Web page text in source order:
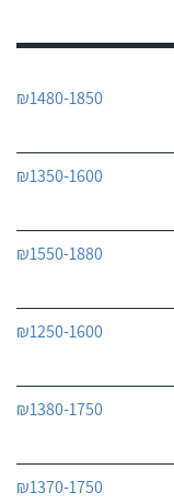
₪1480-1850
₪1350-1600
₪1550-1880
₪1250-1600
₪1380-1750
₪1370-1750